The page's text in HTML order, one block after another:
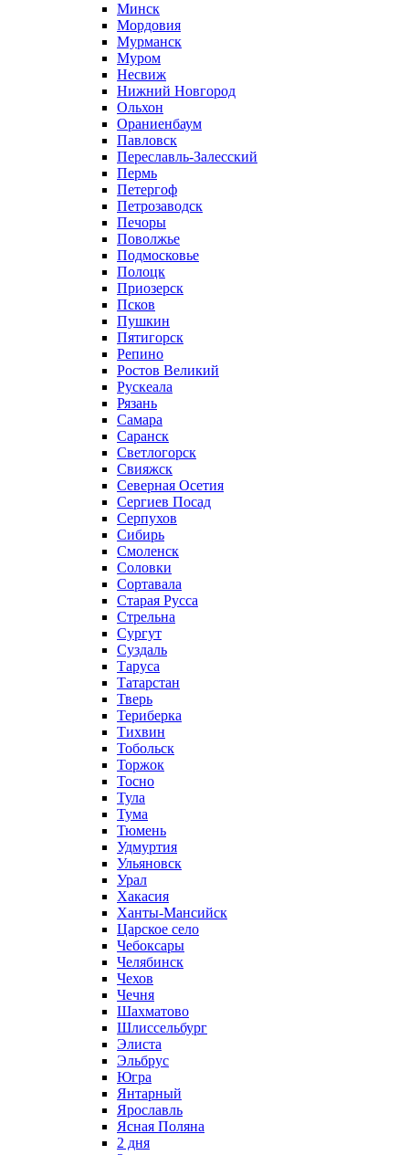
Минск
Мордовия
Мурманск
Муром
Несвиж
Нижний Новгород
Ольхон
Ораниенбаум
Павловск
Переславль-Залесский
Пермь
Петергоф
Петрозаводск
Печоры
Поволжье
Подмосковье
Полоцк
Приозерск
Псков
Пушкин
Пятигорск
Репино
Ростов Великий
Рускеала
Рязань
Самара
Саранск
Светлогорск
Свияжск
Северная Осетия
Сергиев Посад
Серпухов
Сибирь
Смоленск
Соловки
Сортавала
Старая Русса
Стрельна
Сургут
Суздаль
Таруса
Татарстан
Тверь
Териберка
Тихвин
Тобольск
Торжок
Тосно
Тула
Тума
Тюмень
Удмуртия
Ульяновск
Урал
Хакасия
Ханты-Мансийск
Царское село
Чебоксары
Челябинск
Чехов
Чечня
Шахматово
Шлиссельбург
Элиста
Эльбрус
Югра
Янтарный
Ярославль
Ясная Поляна
2 дня